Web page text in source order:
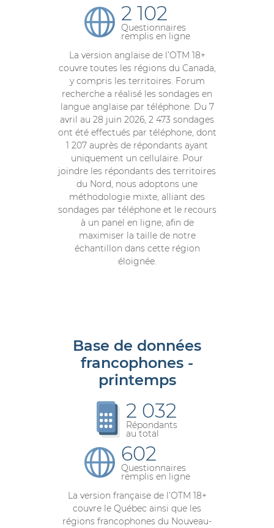
2 102
Questionnaires
remplis en ligne
La version anglaise de l’OTM 18+
couvre toutes les régions du Canada,
y compris les territoires. Forum
recherche a réalisé les sondages en
langue anglaise par téléphone. Du 7
avril au 28 juin 2026, 2 473 sondages
ont été effectués par téléphone, dont
1 207 auprès de répondants ayant
uniquement un cellulaire. Pour
joindre les répondants des territoires
du Nord, nous adoptons une
méthodologie mixte, alliant des
sondages par téléphone et le recours
à un panel en ligne, afin de
maximiser la taille de notre
échantillon dans cette région
éloignée.
Base de données
francophones -
printemps
2 032
Répondants
au total
602
Questionnaires
remplis en ligne
La version française de l’OTM 18+
couvre le Québec ainsi que les
régions francophones du Nouveau-